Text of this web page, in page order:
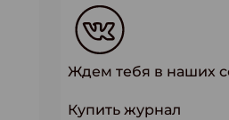
Ждем тебя в наших
Купить журнал